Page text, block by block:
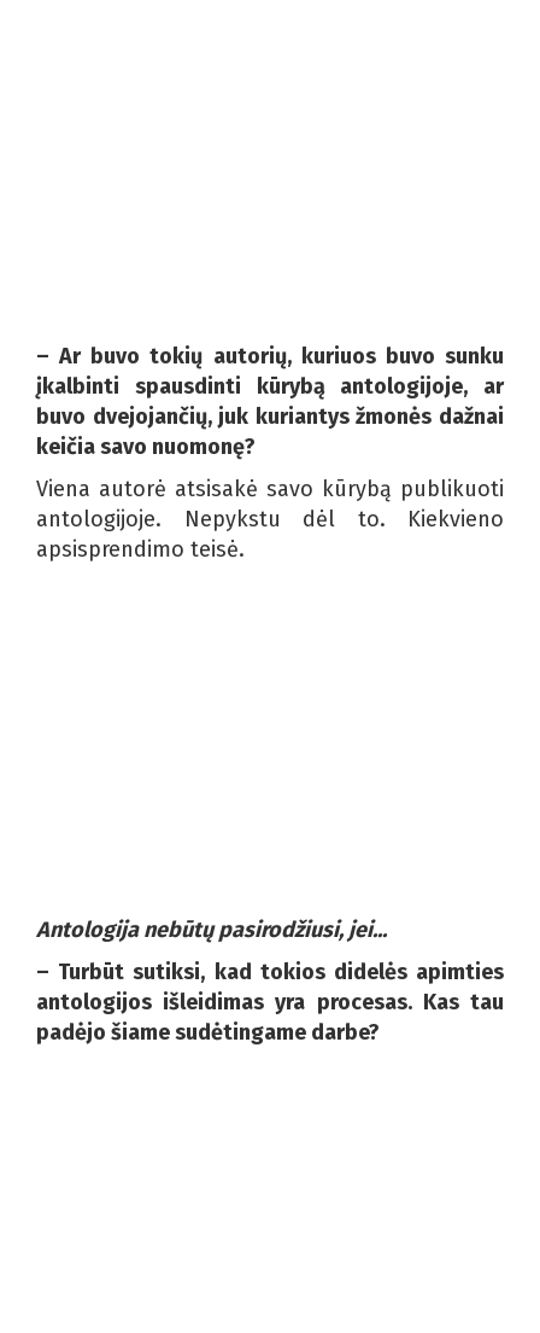
– Ar buvo tokių autorių, kuriuos buvo sunku
įkalbinti spausdinti kūrybą antologijoje, ar
buvo dvejojančių, juk kuriantys žmonės dažnai
keičia savo nuomonę?
Viena autorė atsisakė savo kūrybą publikuoti
antologijoje. Nepykstu dėl to. Kiekvieno
apsisprendimo teisė.
Antologija nebūtų pasirodžiusi, jei...
– Turbūt sutiksi, kad tokios didelės apimties
antologijos išleidimas yra procesas. Kas tau
padėjo šiame sudėtingame darbe?